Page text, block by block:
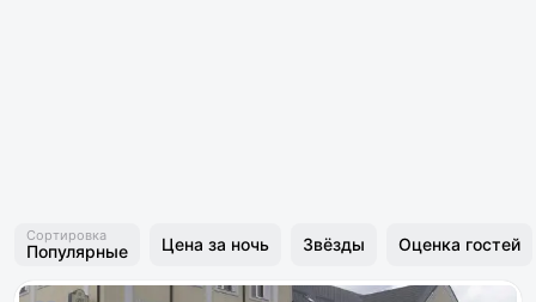
Сортировка
Популярные Цена за ночь Звёзды Оценка гостей